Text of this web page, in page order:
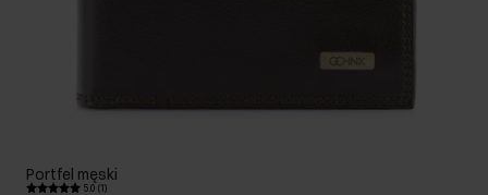
Portfel męski
5.0 (1)